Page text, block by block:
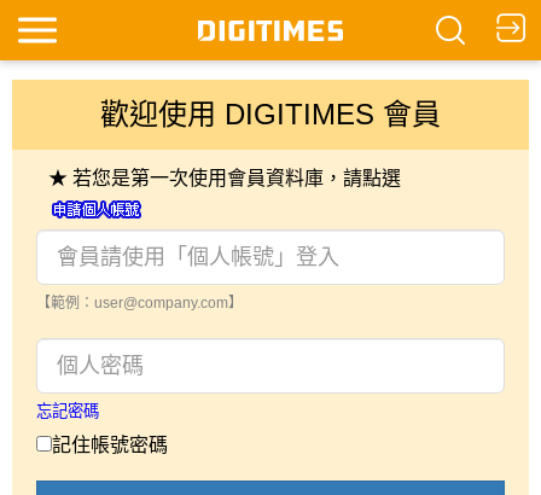
歡迎使用 DIGITIMES 會員
★ 若您是第一次使用會員資料庫，請點選
【範例：user@company.com】
忘記密碼
記住帳號密碼